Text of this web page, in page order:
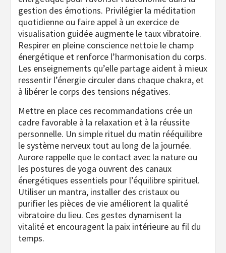
gestion des émotions. Privilégier la méditation
quotidienne ou faire appel à un exercice de
visualisation guidée augmente le taux vibratoire.
Respirer en pleine conscience nettoie le champ
énergétique et renforce l’harmonisation du corps.
Les enseignements qu’elle partage aident à mieux
ressentir l’énergie circuler dans chaque chakra, et
à libérer le corps des tensions négatives.
Mettre en place ces recommandations crée un
cadre favorable à la relaxation et à la réussite
personnelle. Un simple rituel du matin rééquilibre
le système nerveux tout au long de la journée.
Aurore rappelle que le contact avec la nature ou
les postures de yoga ouvrent des canaux
énergétiques essentiels pour l’équilibre spirituel.
Utiliser un mantra, installer des cristaux ou
purifier les pièces de vie améliorent la qualité
vibratoire du lieu. Ces gestes dynamisent la
vitalité et encouragent la paix intérieure au fil du
temps.